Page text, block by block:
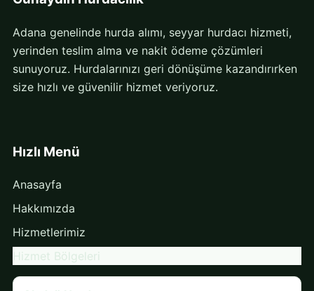
Adana genelinde hurda alımı, seyyar hurdacı hizmeti,
yerinden teslim alma ve nakit ödeme çözümleri
sunuyoruz. Hurdalarınızı geri dönüşüme kazandırırken
size hızlı ve güvenilir hizmet veriyoruz.
Hızlı Menü
Anasayfa
Hakkımızda
Hizmetlerimiz
Hizmet Bölgeleri